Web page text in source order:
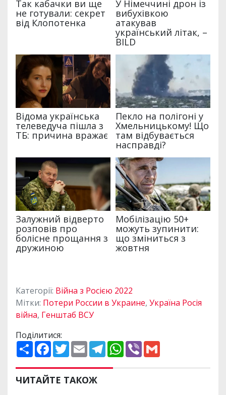
Категорії: Війна з Росією 2022
Мітки: Потери России в Украине, Україна Росія
війна, Генштаб ВСУ
Поділитися:
П
о
и
р
и
F
a
e
b
o
T
w
t
t
e
E
m
i
l
T
e
e
W
h
V
ЧИТАЙТЕ ТАКОЖ